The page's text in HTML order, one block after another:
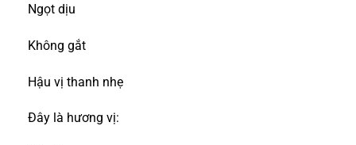
Ngọt dịu
Không gắt
Hậu vị thanh nhẹ
Đây là hương vị: